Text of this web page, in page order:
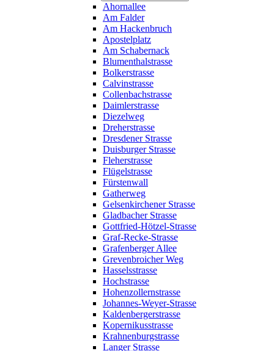
Ahornallee
Am Falder
Am Hackenbruch
Apostelplatz
Am Schabernack
Blumenthalstrasse
Bolkerstrasse
Calvinstrasse
Collenbachstrasse
Daimlerstrasse
Diezelweg
Dreherstrasse
Dresdener Strasse
Duisburger Strasse
Fleherstrasse
Flügelstrasse
Fürstenwall
Gatherweg
Gelsenkirchener Strasse
Gladbacher Strasse
Gottfried-Hötzel-Strasse
Graf-Recke-Strasse
Grafenberger Allee
Grevenbroicher Weg
Hasselsstrasse
Hochstrasse
Hohenzollernstrasse
Johannes-Weyer-Strasse
Kaldenbergerstrasse
Kopernikusstrasse
Krahnenburgstrasse
Langer Strasse